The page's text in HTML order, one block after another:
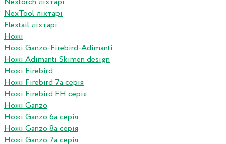
NexTool ліхтарі
Flextail ліхтарі
Ножі
Ножі Ganzo-Firebird-Adimanti
Ножі Adimanti Skimen design
Ножі Firebird
Ножі Firebird 7а серія
Ножі Firebird FH серія
Ножі Ganzo
Ножі Ganzo 6а серія
Ножі Ganzo 8а серія
Ножі Ganzo 7а серія